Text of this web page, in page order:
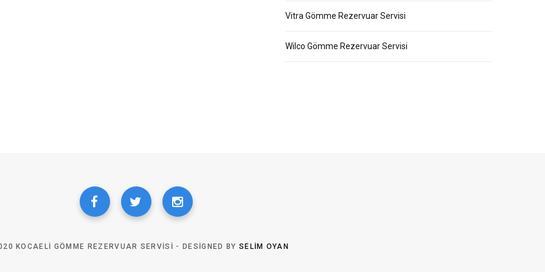
Vitra Gömme Rezervuar Servisi
Wilco Gömme Rezervuar Servisi
KOCAELI GÖMME REZERVUAR SERVISI - DESIGNED BY SELIM OYAN